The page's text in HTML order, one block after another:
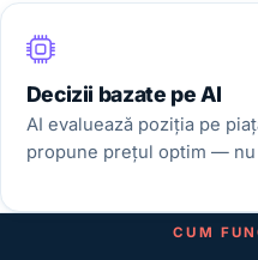
Decizii bazate pe AI
AI evaluează poziția pe
propune prețul optim — nu
CUM